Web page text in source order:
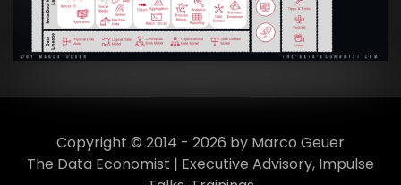
VIEW
Copyright © 2014 - 2026 by Marco Geuer
The Data Economist | Executive Advisory, Impulse